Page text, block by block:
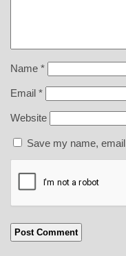
Name *
Email *
Website
Save my name,